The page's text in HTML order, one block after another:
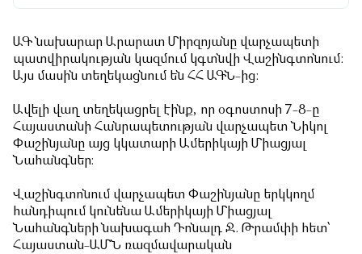
ԱԳ նախարար Արարատ Միրզոյանը վարչապետի
պատվիրակության կազմում կգտնվի Վաշինգտոնում:
Այս մասին տեղեկացնում են ՀՀ ԱԳՆ-ից:
Ավելի վաղ տեղեկացրել էինք, որ օգոստոսի 7-8-ը
Հայաստանի Հանրապետության վարչապետ Նիկոլ
Փաշինյանը այց կկատարի Ամերիկայի Միացյալ
Նահանգներ։
Վաշինգտոնում վարչապետ Փաշինյանը երկկողմ
հանդիպում կունենա Ամերիկայի Միացյալ
Նահանգների նախագահ Դոնալդ Ջ. Թրամփի հետ՝
Հայաստան-ԱՄՆ ռազմավարական